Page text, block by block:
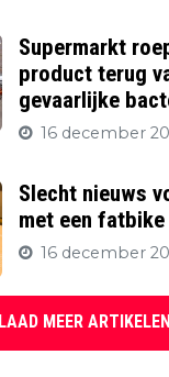
Supermarkt
product terug
gevaarlijke
16 december
Slecht nieuws
met een fatbike
16 december
LAAD MEER ARTIKELEN